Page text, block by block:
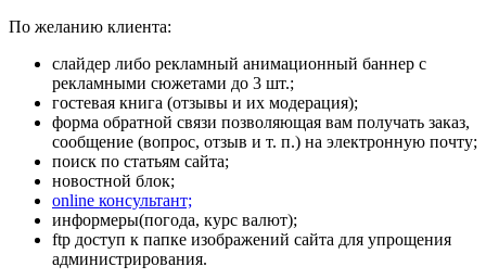
По желанию клиента:
слайдер либо рекламный анимационный баннер с
рекламными сюжетами до 3 шт.;
гостевая книга (отзывы и их модерация);
форма обратной связи позволяющая вам получать заказ,
сообщение (вопрос, отзыв и т. п.) на электронную почту;
поиск по статьям сайта;
новостной блок;
online консультант;
информеры(погода, курс валют);
ftp доступ к папке изображений сайта для упрощения
администрирования.